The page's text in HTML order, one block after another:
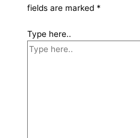
fields are marked *
Type here..